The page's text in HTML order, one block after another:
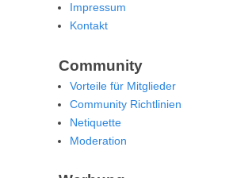
Impressum
Kontakt
Community
Vorteile für Mitglieder
Community Richtlinien
Netiquette
Moderation